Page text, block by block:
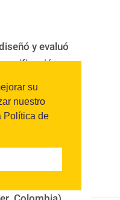
su
nuestro
Política de
y evaluó
de
se utilizaron
de la
(TIC)
Kahoot!,
y